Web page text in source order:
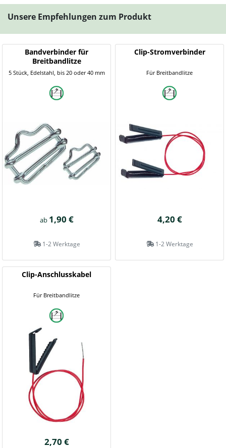
Unsere Empfehlungen zum Produkt
Bandverbinder für
Breitbandlitze
5 Stück, Edelstahl, bis 20 oder 40 mm
ab 1,90 €
1-2 Werktage
Clip-Stromverbinder
Für Breitbandlitze
4,20 €
1-2 Werktage
Clip-Anschlusskabel
Für Breitbandlitze
2,70 €